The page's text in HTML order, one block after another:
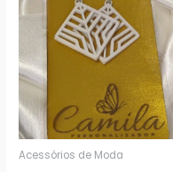
Acessórios de Moda